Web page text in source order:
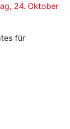
24. Oktober
für